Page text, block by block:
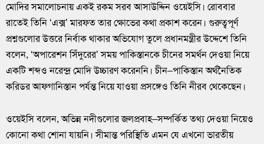
মোদির সমালোচনায় একই রকম সরব আসাউদ্দিন ওয়েইসি। রোববার
রাতেই তিনি ‘এক্স’ মারফত তার ক্ষোভের কথা প্রকাশ করেন। গুরুত্বপূর্ণ
প্রশ্নগুলোর উত্তরে নির্বাক থাকার অভিযোগ তুলে প্রধানমন্ত্রীর উদ্দেশে তিনি
বলেন, ‘অপারেশন সিঁদুরের’ সময় পাকিস্তানকে চীনের সমর্থন দেওয়া নিয়ে
একটি শব্দও নরেন্দ্র মোদি উচ্চারণ করেননি। চীন–পাকিস্তান অর্থনৈতিক
করিডর আফগানিস্তান পর্যন্ত নিয়ে যাওয়া প্রসঙ্গেও তিনি নীরব থেকেছেন।
ওয়েইসি বলেন, অভিন্ন নদীগুলোর জলপ্রবাহ–সম্পর্কিত তথ্য দেওয়া নিয়েও
কোনো কথা শোনা যায়নি। সীমান্ত পরিস্থিতি এমন যে এখনো ভারতীয়